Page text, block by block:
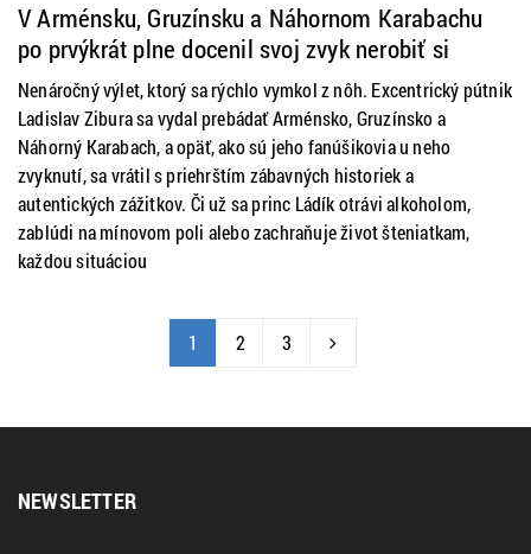
V Arménsku, Gruzínsku a Náhornom Karabachu
po prvýkrát plne docenil svoj zvyk nerobiť si
žiadne plány. Excentrický pútnik Ladislav Zibura
príde do Bratislavy
Nenáročný výlet, ktorý sa rýchlo vymkol z nôh. Excentrický pútnik
Ladislav Zibura sa vydal prebádať Arménsko, Gruzínsko a
Náhorný Karabach, a opäť, ako sú jeho fanúšikovia u neho
zvyknutí, sa vrátil s priehrštím zábavných historiek a
autentických zážitkov. Či už sa princ Ládík otrávi alkoholom,
zablúdi na mínovom poli alebo zachraňuje život šteniatkam,
každou situáciou
1 2 3
NEWSLETTER